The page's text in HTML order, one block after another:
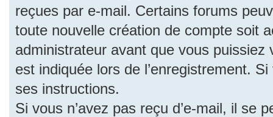
reçues par e-mail. Certains forums
toute nouvelle création de compte soit
administrateur avant que vous
est indiquée lors de l’enregistrement.
ses instructions.
Si vous n’avez pas reçu d’e-mail, il se